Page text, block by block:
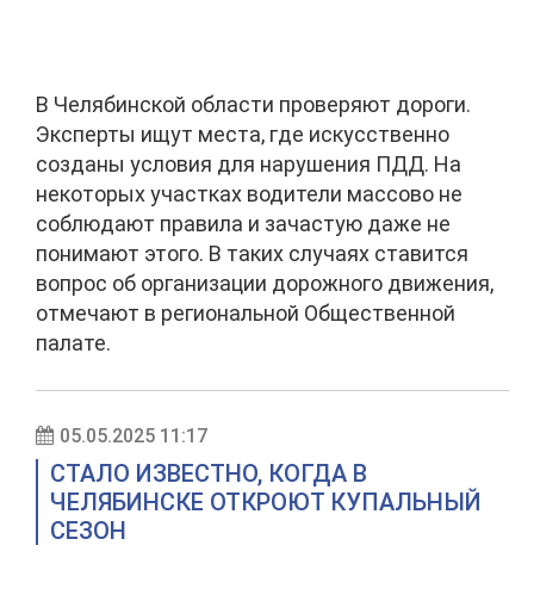
В Челябинской области проверяют дороги.
Эксперты ищут места, где искусственно
созданы условия для нарушения ПДД. На
некоторых участках водители массово не
соблюдают правила и зачастую даже не
понимают этого. В таких случаях ставится
вопрос об организации дорожного движения,
отмечают в региональной Общественной
палате.
05.05.2025 11:17
СТАЛО ИЗВЕСТНО, КОГДА В
ЧЕЛЯБИНСКЕ ОТКРОЮТ КУПАЛЬНЫЙ
СЕЗОН